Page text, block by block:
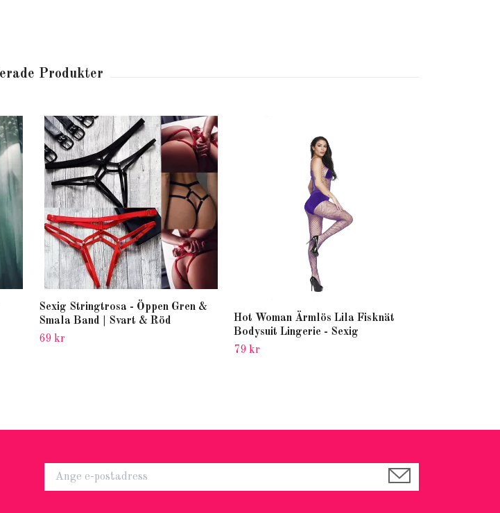
Sexig Stringtrosa - Öppen Gren &
Smala Band | Svart & Röd
69 kr
Hot Woman Ärmlös Lila Fisknät
Bodysuit Lingerie - Sexig
79 kr